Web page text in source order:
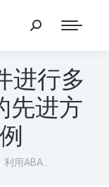
进行多
先进方
利用ABA…